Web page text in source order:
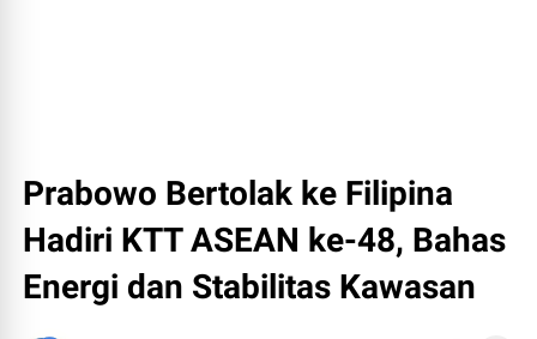
Prabowo Bertolak ke Filipina
Hadiri KTT ASEAN ke-48, Bahas
Energi dan Stabilitas Kawasan